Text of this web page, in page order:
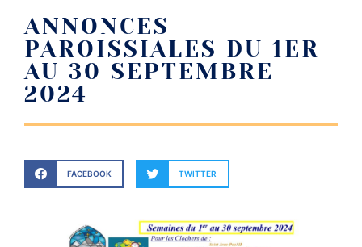
ANNONCES
PAROISSIALES DU 1ER
AU 30 SEPTEMBRE
2024
FACEBOOK TWITTER